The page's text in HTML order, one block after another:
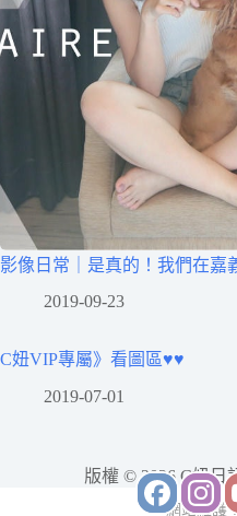
影像日常｜是真的！我們在嘉
2019-09-23
C妞VIP專屬》看圖區♥♥
2019-07-01
版權 © 2026 C妞日
網站維護